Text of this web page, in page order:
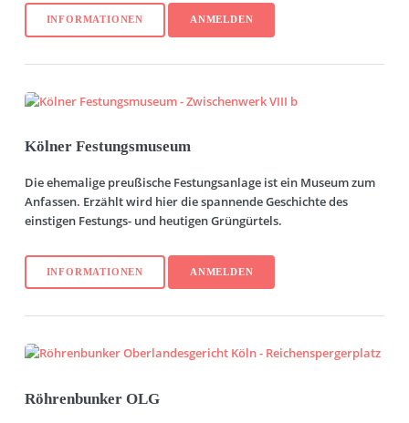
INFORMATIONEN ANMELDEN
Kölner Festungsmuseum
Die ehemalige preußische Festungsanlage ist ein Museum zum
Anfassen. Erzählt wird hier die spannende Geschichte des
einstigen Festungs- und heutigen Grüngürtels.
INFORMATIONEN ANMELDEN
Röhrenbunker OLG